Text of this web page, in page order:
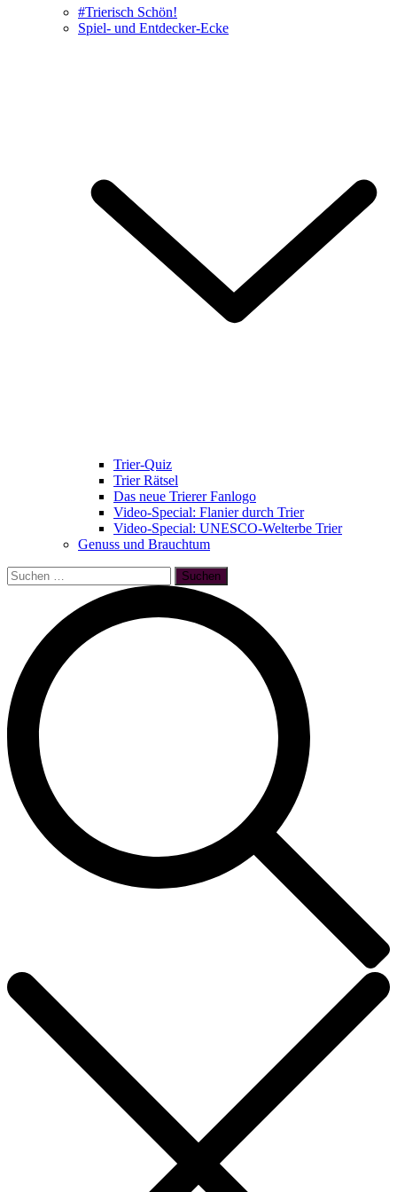
#Trierisch Schön!
Spiel- und Entdecker-Ecke
Trier-Quiz
Trier Rätsel
Das neue Trierer Fanlogo
Video-Special: Flanier durch Trier
Video-Special: UNESCO-Welterbe Trier
Genuss und Brauchtum
Suchen
nach: